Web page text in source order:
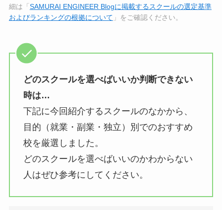
細は「SAMURAI ENGINEER Blogに掲載するスクールの選定基準
およびランキングの根拠について 」をご確認ください。
どのスクールを選べばいいか判断できない
時は…
下記に今回紹介するスクールのなかから、
目的（就業・副業・独立）別でのおすすめ
校を厳選しました。
どのスクールを選べばいいのかわからない
人はぜひ参考にしてください。